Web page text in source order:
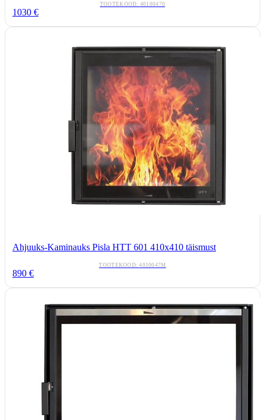
TOOTEKOOD: 40100470
1030 €
Ahjuuks-Kaminauks Pisla HTT 601 410x410 täismust
TOOTEKOOD:4010047M
890 €